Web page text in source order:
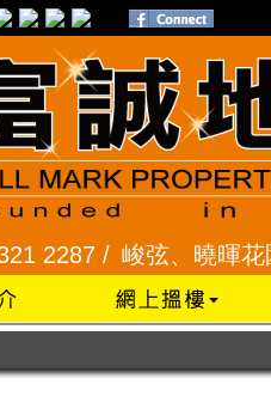
峻弦、曉暉花園 2345